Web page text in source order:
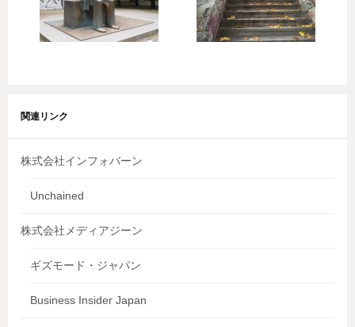
関連リンク
株式会社インフォバーン
Unchained
株式会社メディアジーン
ギズモード・ジャパン
Business Insider Japan